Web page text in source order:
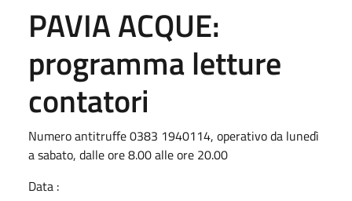
PAVIA ACQUE:
programma letture
contatori
Numero antitruffe 0383 1940114, operativo da lunedì
a sabato, dalle ore 8.00 alle ore 20.00
Data :